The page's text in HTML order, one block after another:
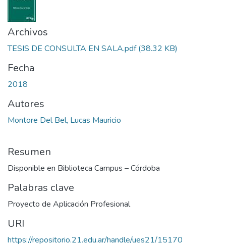
Archivos
TESIS DE CONSULTA EN SALA.pdf(38.32 KB)
Fecha
2018
Autores
Montore Del Bel, Lucas Mauricio
Resumen
Disponible en Biblioteca Campus – Córdoba
Palabras clave
Proyecto de Aplicación Profesional
URI
https://repositorio.21.edu.ar/handle/ues21/15170